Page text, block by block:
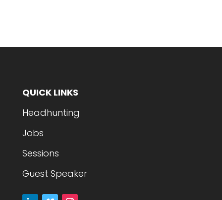
QUICK LINKS
Headhunting
Jobs
Sessions
Guest Speaker